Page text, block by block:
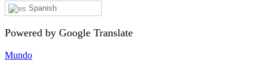
Spanish
Powered by Google Translate
Mundo